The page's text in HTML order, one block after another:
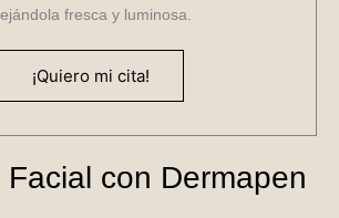
fresca y luminosa.
¡Quiero mi cita!
Facial con Dermapen